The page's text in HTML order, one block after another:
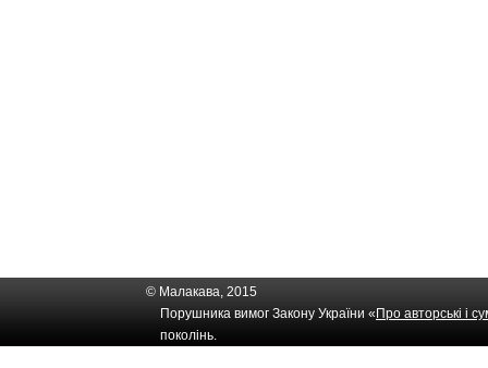
© Малакава, 2015
Порушника вимог Закону України « Про авторські і
поколінь.